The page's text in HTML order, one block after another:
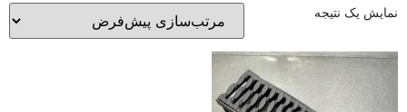
نمایش یک نتیجه